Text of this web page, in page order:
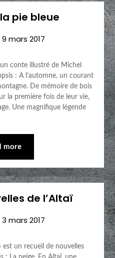
pie bleue
9 mars 2017
conte illustré de Michel
: A l’automne, un courant
De mémoire de bois
la première fois de leur vie,
Une magnifique légende
more
de l’Altaï
3 mars 2017
est un recueil de nouvelles